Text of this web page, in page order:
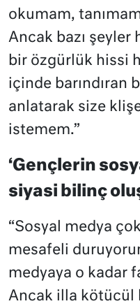
okumam,
Ancak bazı şeyler
bir özgürlük hissi
içinde barındıran
anlatarak size
istemem.”
‘Gençlerin
siyasi bilinç
“Sosyal medya
mesafeli
medyaya o kadar
Ancak illa kötücül